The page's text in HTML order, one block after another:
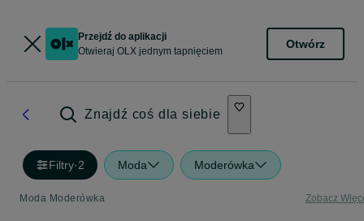
Przejdź do aplikacji
Otwieraj OLX jednym tapnięciem
Otwórz
Znajdź coś dla siebie
Filtry·2 Moda Moderówka
Moda Moderówka Zobacz